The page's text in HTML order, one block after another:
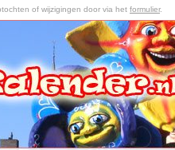
of wijzigingen door via het formulier.